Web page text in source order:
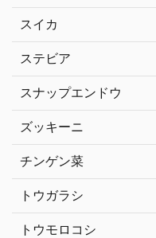
スイカ
ステビア
スナップエンドウ
ズッキーニ
チンゲン菜
トウガラシ
トウモロコシ